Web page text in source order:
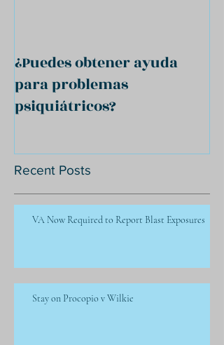
¿Puedes obtener ayuda
para problemas
psiquiátricos?
Recent Posts
VA Now Required to Report Blast Exposures
Stay on Procopio v Wilkie